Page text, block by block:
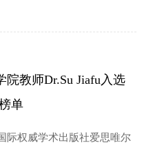
教师Dr.Su Jiafu入选
单
际权威学术出版社爱思唯尔